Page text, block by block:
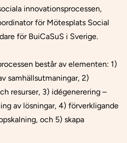
innovationsprocessen,
för Mötesplats Social
för BuiCaSuS i Sverige.
består av elementen: 1)
samhällsutmaningar, 2)
resurser, 3) idégenerering –
av lösningar, 4) förverkligande
och 5) skapa